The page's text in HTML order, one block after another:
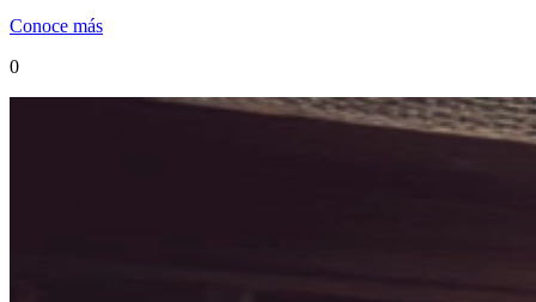
Conoce más
0